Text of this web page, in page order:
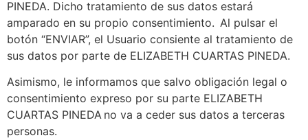
PINEDA. Dicho tratamiento de sus datos estará
amparado en su propio consentimiento. Al pulsar el
botón “ENVIAR”, el Usuario consiente al tratamiento de
sus datos por parte de ELIZABETH CUARTAS PINEDA.
Asimismo, le informamos que salvo obligación legal o
consentimiento expreso por su parte ELIZABETH
CUARTAS PINEDA no va a ceder sus datos a terceras
personas.